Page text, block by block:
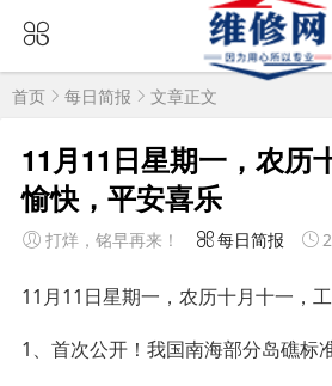
首页 每日简报 文章正文
11月11日星期一，农历
愉快，平安喜乐
打烊，铭早再来！ 每日简报
11月11日星期一，农历十月十一，
1、首次公开！我国南海部分岛礁标